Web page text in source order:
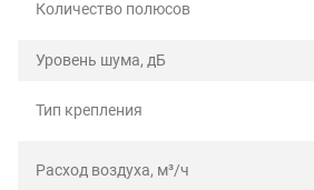
Количество полюсов
Уровень шума, дБ
Тип крепления
Расход воздуха, м³/ч